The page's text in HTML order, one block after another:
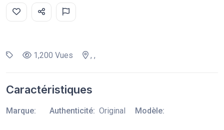
1,200 Vues , ,
Caractéristiques
Marque: Authenticité: Original Modèle: